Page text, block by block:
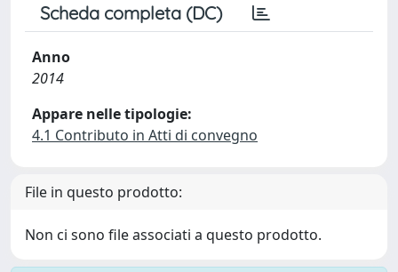
Scheda completa (DC)
Anno
2014
Appare nelle tipologie:
4.1 Contributo in Atti di convegno
File in questo prodotto:
Non ci sono file associati a questo prodotto.